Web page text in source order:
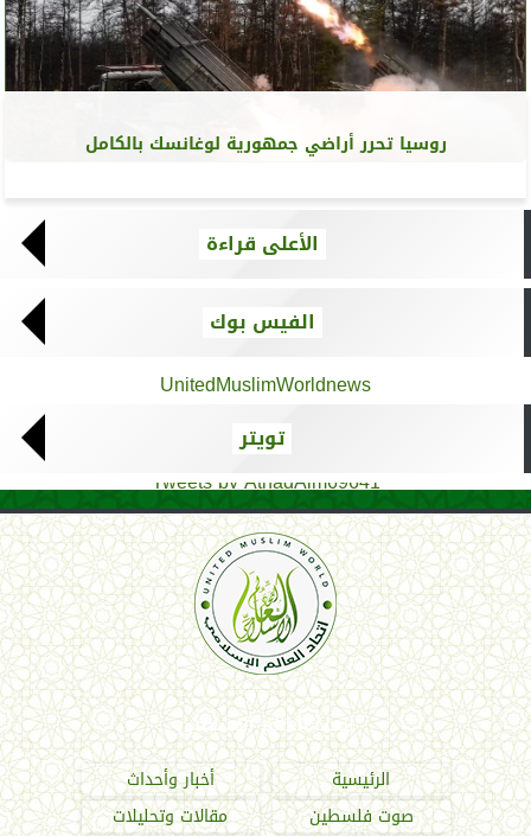
روسيا تحرر أراضي جمهورية لوغانسك بالكامل
الأعلى قراءة
الفيس بوك
UnitedMuslimWorldnews
تويتر
Tweets by AthadAlm69641
اتحاد العالم الإسلامي
الرئيسية
أخبار وأحداث
صوت فلسطين
مقالات وتحليلات